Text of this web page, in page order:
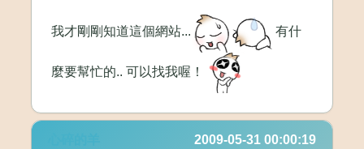
我才剛剛知道這個網站... 有什
麼要幫忙的.. 可以找我喔！
2009-05-31 00:00:19